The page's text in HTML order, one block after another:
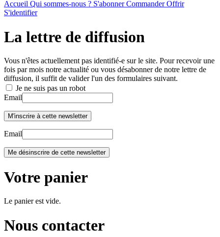
Accueil Qui sommes-nous ? S'abonnerCommanderOffrir
S'identifier
La lettre de diffusion
Vous n'êtes actuellement pas identifié-e sur le site. Pour recevoir une
fois par mois notre actualité ou vous désabonner de notre lettre de
diffusion, il suffit de valider l'un des formulaires suivant.
Je ne suis pas un robot
Email
Email
Votre panier
Le panier est vide.
Nous contacter